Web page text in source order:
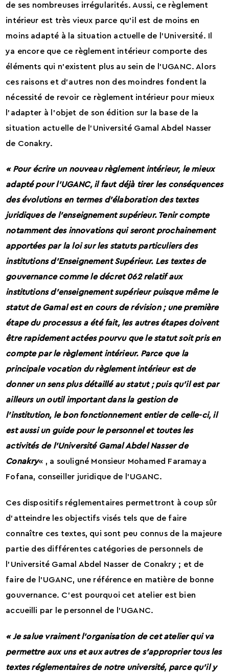
de ses nombreuses irrégularités. Aussi, ce règlement
intérieur est très vieux parce qu’il est de moins en
moins adapté à la situation actuelle de l’Université. Il
ya encore que ce règlement intérieur comporte des
éléments qui n’existent plus au sein de l’UGANC. Alors
ces raisons et d’autres non des moindres fondent la
nécessité de revoir ce règlement intérieur pour mieux
l’adapter à l’objet de son édition sur la base de la
situation actuelle de l’Université Gamal Abdel Nasser
de Conakry.
« Pour écrire un nouveau règlement intérieur, le mieux
adapté pour l’UGANC, il faut déjà tirer les conséquences
des évolutions en termes d’élaboration des textes
juridiques de l’enseignement supérieur. Tenir compte
notamment des innovations qui seront prochainement
apportées par la loi sur les statuts particuliers des
institutions d’Enseignement Supérieur. Les textes de
gouvernance comme le décret 062 relatif aux
institutions d’enseignement supérieur puisque même le
statut de Gamal est en cours de révision ; une première
étape du processus a été fait, les autres étapes doivent
être rapidement actées pourvu que le statut soit pris en
compte par le règlement intérieur. Parce que la
principale vocation du règlement intérieur est de
donner un sens plus détaillé au statut ; puis qu’il est par
ailleurs un outil important dans la gestion de
l’institution, le bon fonctionnement entier de celle-ci, il
est aussi un guide pour le personnel et toutes les
activités de l’Université Gamal Abdel Nasser de
Conakry« , a souligné Monsieur Mohamed Faramaya
Fofana, conseiller juridique de l’UGANC.
Ces dispositifs réglementaires permettront à coup sûr
d’atteindre les objectifs visés tels que de faire
connaître ces textes, qui sont peu connus de la majeure
partie des différentes catégories de personnels de
l’Université Gamal Abdel Nasser de Conakry ; et de
faire de l’UGANC, une référence en matière de bonne
gouvernance. C’est pourquoi cet atelier est bien
accueilli par le personnel de l’UGANC.
« Je salue vraiment l’organisation de cet atelier qui va
permettre aux uns et aux autres de s’approprier tous les
textes réglementaires de notre université, parce qu’il y